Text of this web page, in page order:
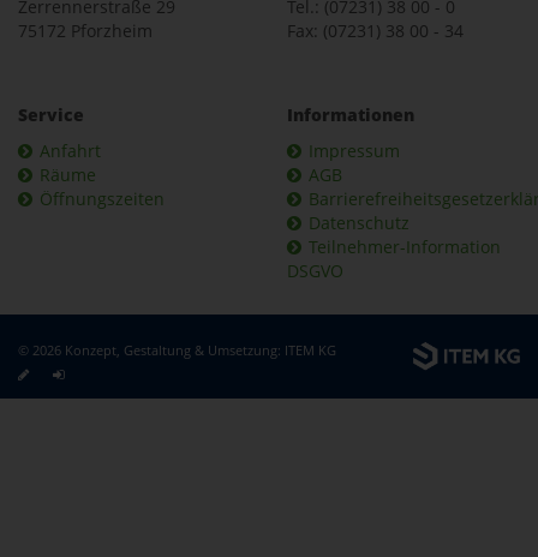
Zerrennerstraße 29
75172 Pforzheim
Tel.: (07231) 38 00 - 0
Fax: (07231) 38 00 - 34
Service
Anfahrt
Räume
Öffnungszeiten
Informationen
Impressum
AGB
Datenschutz
Teilnehmer-Information
DSGVO
© 2026 Konzept, Gestaltung & Umsetzung: ITEM KG